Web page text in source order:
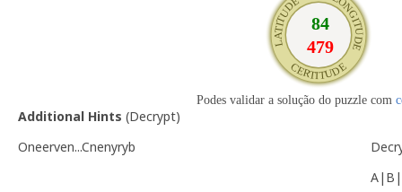
Podes validar a solução do puzzle com
Additional Hints (Decrypt)
Oneerven...Cnenyryb